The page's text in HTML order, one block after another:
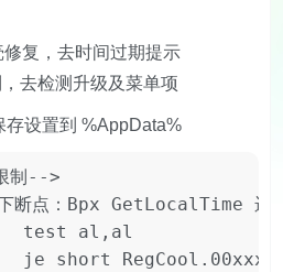
复，去时间过期提示
去检测升级及菜单项
设置到 %AppData%
制-->
下断点：Bpx GetLocalTime 运
test al,al
short RegCool.00xxxxx